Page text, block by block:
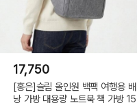
17,750
[홍은]슬림 올인원 백팩 여행용 배
낭 가방 대용량 노트북 책 가방 15